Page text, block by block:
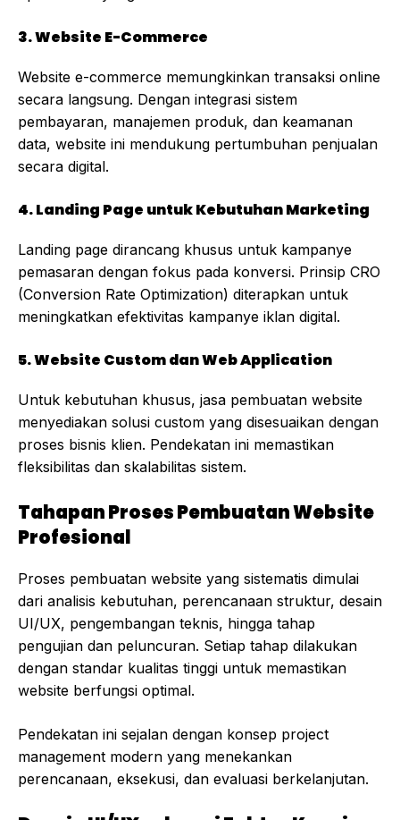
3. Website E-Commerce
Website e-commerce memungkinkan transaksi online
secara langsung. Dengan integrasi sistem
pembayaran, manajemen produk, dan keamanan
data, website ini mendukung pertumbuhan penjualan
secara digital.
4. Landing Page untuk Kebutuhan Marketing
Landing page dirancang khusus untuk kampanye
pemasaran dengan fokus pada konversi. Prinsip CRO
(Conversion Rate Optimization) diterapkan untuk
meningkatkan efektivitas kampanye iklan digital.
5. Website Custom dan Web Application
Untuk kebutuhan khusus, jasa pembuatan website
menyediakan solusi custom yang disesuaikan dengan
proses bisnis klien. Pendekatan ini memastikan
fleksibilitas dan skalabilitas sistem.
Tahapan Proses Pembuatan Website
Profesional
Proses pembuatan website yang sistematis dimulai
dari analisis kebutuhan, perencanaan struktur, desain
UI/UX, pengembangan teknis, hingga tahap
pengujian dan peluncuran. Setiap tahap dilakukan
dengan standar kualitas tinggi untuk memastikan
website berfungsi optimal.
Pendekatan ini sejalan dengan konsep project
management modern yang menekankan
perencanaan, eksekusi, dan evaluasi berkelanjutan.